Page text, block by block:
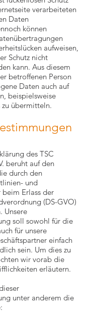
verarbeiteten
Daten
können
aufweisen,
Schutz nicht
kann. Aus diesem
betroffenen Person
Daten auch auf
beispielsweise
zu übermitteln.
des TSC
beruht auf den
durch den
und
Erlass der
(DS-GVO)
Unsere
soll sowohl für die
für unsere
einfach
sein. Um dies zu
wir vorab die
erläutern.
unter anderem die